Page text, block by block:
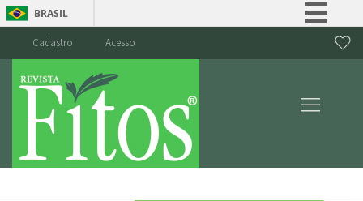
BRASIL
Canais
Cadastro Acesso